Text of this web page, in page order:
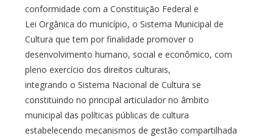
conformidade com a Constituição Federal e
Lei Orgânica do município, o Sistema Municipal de
Cultura que tem por finalidade promover o
desenvolvimento humano, social e econômico, com
pleno exercício dos direitos culturais,
integrando o Sistema Nacional de Cultura se
constituindo no principal articulador no âmbito
municipal das políticas públicas de cultura
estabelecendo mecanismos de gestão compartilhada